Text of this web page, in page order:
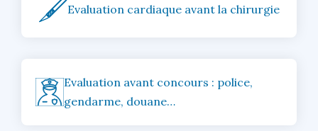
Evaluation cardiaque avant la chirurgie
Evaluation avant concours : police,
gendarme, douane…